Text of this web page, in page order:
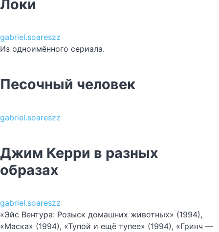
Локи
gabriel.soareszz
Из одноимённого сериала.
Песочный человек
gabriel.soareszz
Джим Керри в разных
образах
gabriel.soareszz
«Эйс Вентура: Розыск домашних животных» (1994),
«Маска» (1994), «Тупой и ещё тупее» (1994), «Гринч —